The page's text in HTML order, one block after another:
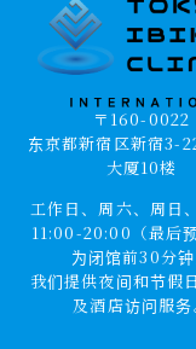
〒160-0022
东京都新宿区新宿3-
大厦10楼
工作日、周六、周日
11:00-20:00（最后
为闭馆前30分钟
我们提供夜间和节假
及酒店访问服务